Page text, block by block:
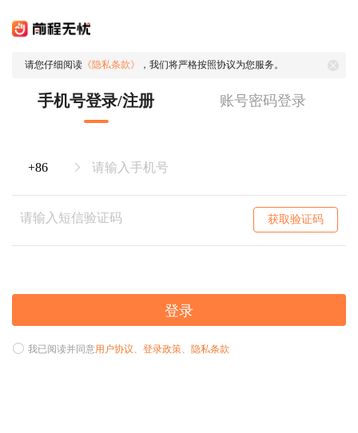
请您仔细阅读 《隐私条款》 ，我们将严格按照协议为您服务。
手机号登录/注册 账号密码登录
获取验证码
登录
我已阅读并同意用户协议、 登录政策、 隐私条款